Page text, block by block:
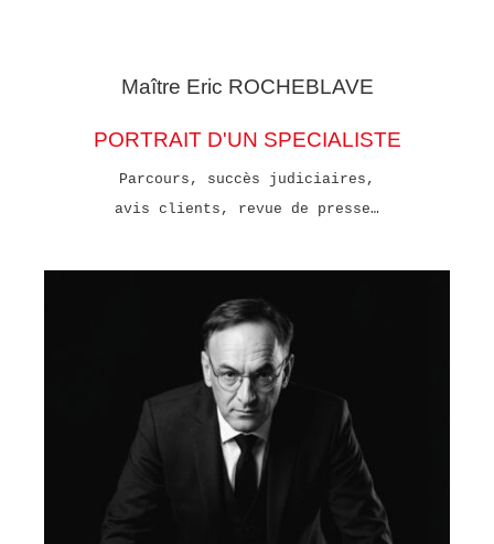
Maître Eric ROCHEBLAVE
PORTRAIT D'UN SPECIALISTE
Parcours, succès judiciaires,
avis clients, revue de presse…